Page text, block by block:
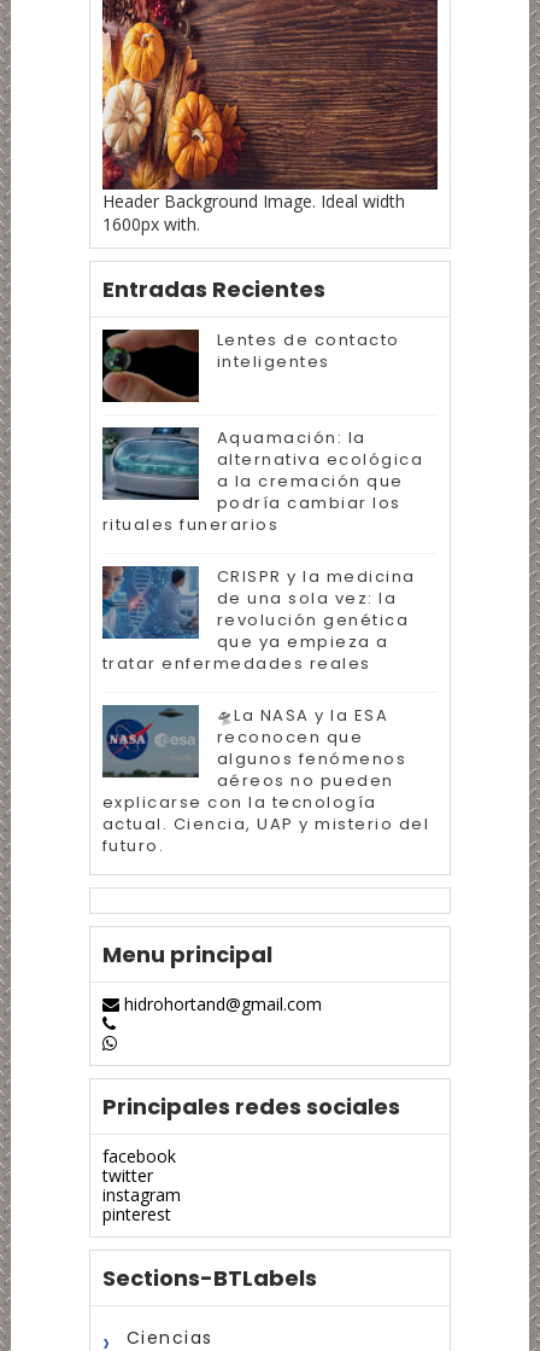
Header Background Image. Ideal width
1600px with.
Entradas Recientes
Lentes de contacto
inteligentes
Aquamación: la
alternativa ecológica
a la cremación que
podría cambiar los
rituales funerarios
CRISPR y la medicina
de una sola vez: la
revolución genética
que ya empieza a
tratar enfermedades reales
🛸La NASA y la ESA
reconocen que
algunos fenómenos
aéreos no pueden
explicarse con la tecnología
actual. Ciencia, UAP y misterio del
futuro.
Menu principal
hidrohortand@gmail.com
Principales redes sociales
facebook
twitter
instagram
pinterest
Sections-BTLabels
Ciencias